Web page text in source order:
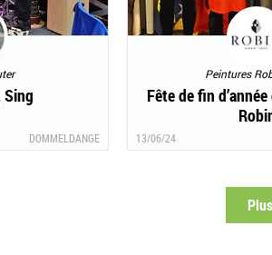
DOMMELDANGE
Peintures
Fête de fin
13/06/24